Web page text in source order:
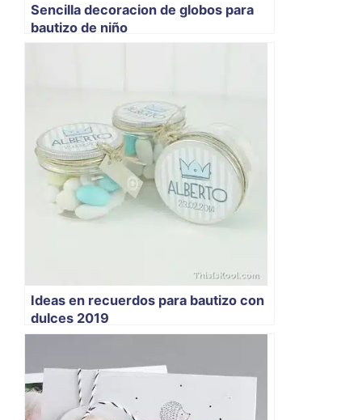
Sencilla decoracion de globos para
bautizo de niño
Ideas en recuerdos para bautizo con
dulces 2019